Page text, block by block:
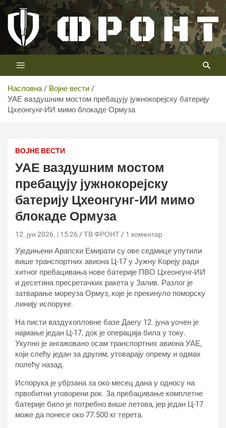
Скип
цонтент
Телевизија ФРОНТ
Први војни канал у Србији
Насловна
Војне вести
УАЕ ваздушним мостом пребацују јужнокорејску батерију
Цхеонгунг-ИИ мимо блокаде Ормуза
ВОЈНЕ ВЕСТИ
УАЕ ваздушним мостом
пребацују јужнокорејску
батерију Цхеонгунг-ИИ мимо
блокаде Ормуза
12. јун 2026. | 15:26 ТВ ФРОНТ 1 коментар
Уједињени Арапски Емирати су ове седмице упутили
више транспортних авиона Ц-17 у Јужну Кореју ради
хитног пребацивања нове батерије ПВО Цхеонгунг-ИИ
и десетина пресретачких ракета у Залив. Разлог је
затварање мореуза Ормуз, које је прекинуло поморску
линију испоруке.
На писти ваздухопловне базе Даегу 12. јуна уочен је
најмање један Ц-17, док је операција била у току.
Укупно је ангажовано осам транспортних авиона УАЕ,
који слећу један за другим, утоварају опрему и одмах
полећу назад.
Испорука је убрзана за око месец дана у односу на
првобитни уговорени рок. За пребацивање комплетне
батерије било је потребно више летова, јер један Ц-17
може да понесе око 77.500 кг терета.